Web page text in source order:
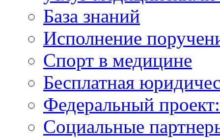
База знаний
Исполнение
Спорт в медицине
Бесплатная
Федеральный
Социальные